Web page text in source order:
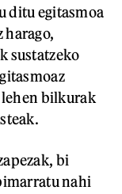
ditu egitasmoa
sustatzeko
lehen bilkurak
bi
nahi